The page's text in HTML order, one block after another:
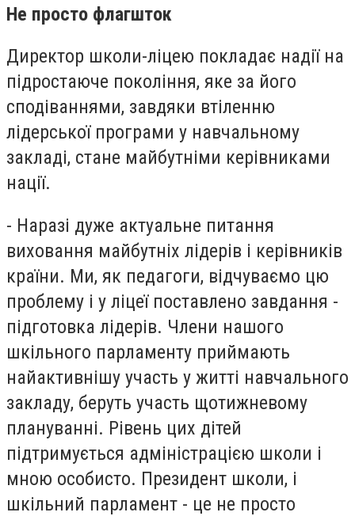
Не просто флагшток
Директор школи-ліцею покладає надії на
підростаюче покоління, яке за його
сподіваннями, завдяки втіленню
лідерської програми у навчальному
закладі, стане майбутніми керівниками
нації.
- Наразі дуже актуальне питання
виховання майбутніх лідерів і керівників
країни. Ми, як педагоги, відчуваємо цю
проблему і у ліцеї поставлено завдання -
підготовка лідерів. Члени нашого
шкільного парламенту приймають
найактивнішу участь у житті навчального
закладу, беруть участь щотижневому
плануванні. Рівень цих дітей
підтримується адміністрацією школи і
мною особисто. Президент школи, і
шкільний парламент - це не просто